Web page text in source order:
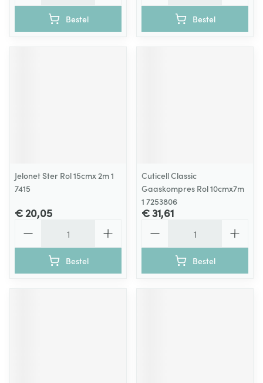
Bestel Bestel
Jelonet Ster Rol 15cmx 2m 1
7415
€ 20,05
Bestel
Cuticell Classic
Gaaskompres Rol 10cmx7m
1 7253806
€ 31,61
Bestel